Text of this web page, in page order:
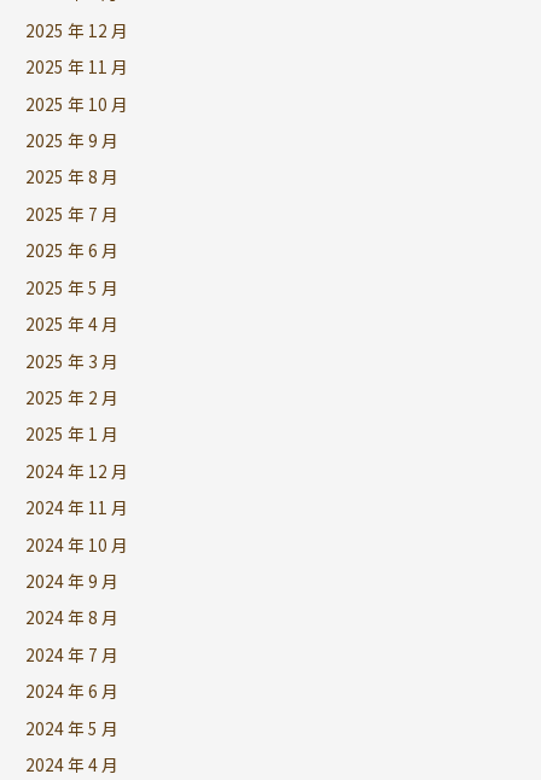
2025 年 12 月
2025 年 11 月
2025 年 10 月
2025 年 9 月
2025 年 8 月
2025 年 7 月
2025 年 6 月
2025 年 5 月
2025 年 4 月
2025 年 3 月
2025 年 2 月
2025 年 1 月
2024 年 12 月
2024 年 11 月
2024 年 10 月
2024 年 9 月
2024 年 8 月
2024 年 7 月
2024 年 6 月
2024 年 5 月
2024 年 4 月